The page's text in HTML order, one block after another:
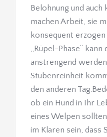
Belohnung und auch
machen Arbeit, sie
konsequent
„Rüpel-Phase“ kann
anstrengend
Stubenreinheit
den anderen
ob ein Hund in Ihr
eines Welpen
im Klaren sein, dass